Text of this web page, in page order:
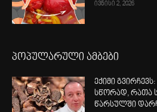
ივნისი 2, 2026
პოპულარული ამბები
ექიმი
სწორად, რათა
წარსულში